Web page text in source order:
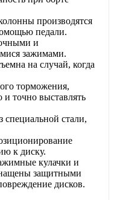
производятся
педали.
и
зажимами.
на случай, когда
торможения,
точно выставлять
специальной стали,
к диску.
кулачки и
защитными
дисков.